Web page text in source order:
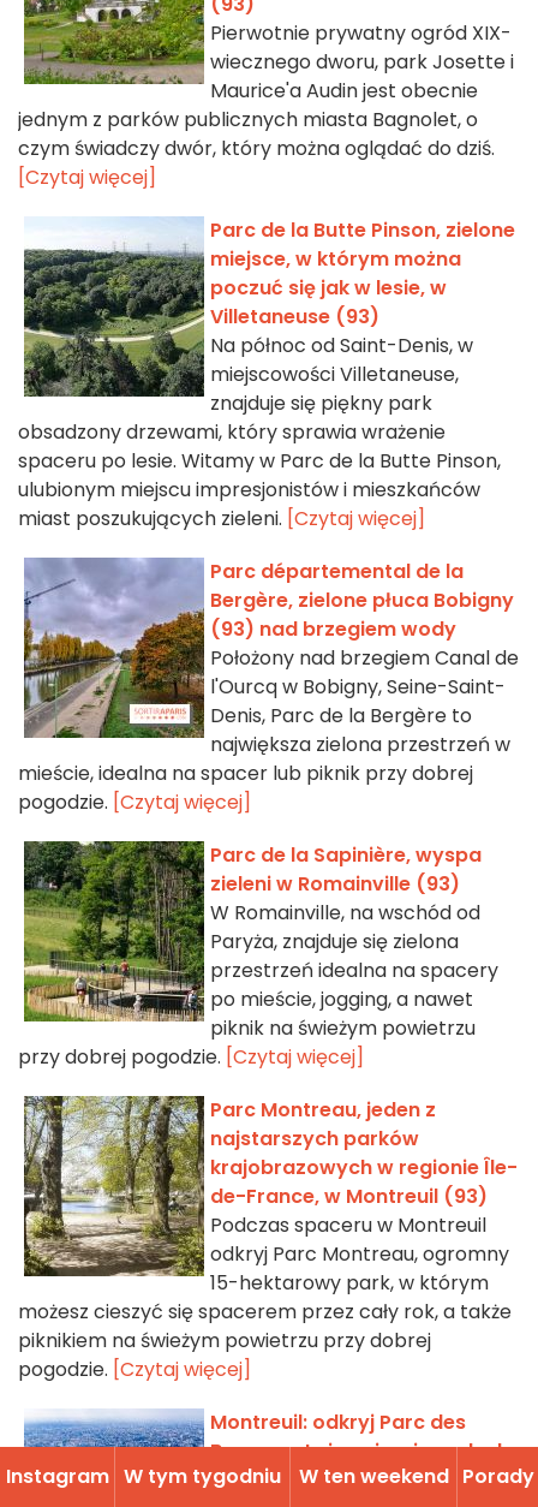
Pierwotnie prywatny ogród XIX-
wiecznego dworu, park Josette i
Maurice'a Audin jest obecnie
jednym z parków publicznych miasta Bagnolet, o
czym świadczy dwór, który można oglądać do dziś.
[Czytaj więcej]
Parc de la Butte Pinson, zielone
miejsce, w którym można
poczuć się jak w lesie, w
Villetaneuse (93)
Na północ od Saint-Denis, w
miejscowości Villetaneuse,
znajduje się piękny park
obsadzony drzewami, który sprawia wrażenie
spaceru po lesie. Witamy w Parc de la Butte Pinson,
ulubionym miejscu impresjonistów i mieszkańców
miast poszukujących zieleni. [Czytaj więcej]
Parc départemental de la
Bergère, zielone płuca Bobigny
(93) nad brzegiem wody
Położony nad brzegiem Canal de
l'Ourcq w Bobigny, Seine-Saint-
Denis, Parc de la Bergère to
największa zielona przestrzeń w
mieście, idealna na spacer lub piknik przy dobrej
pogodzie. [Czytaj więcej]
Parc de la Sapinière, wyspa
zieleni w Romainville (93)
W Romainville, na wschód od
Paryża, znajduje się zielona
przestrzeń idealna na spacery
po mieście, jogging, a nawet
piknik na świeżym powietrzu
przy dobrej pogodzie. [Czytaj więcej]
Parc Montreau, jeden z
najstarszych parków
krajobrazowych w regionie Île-
de-France, w Montreuil (93)
Podczas spaceru w Montreuil
odkryj Parc Montreau, ogromny
15-hektarowy park, w którym
możesz cieszyć się spacerem przez cały rok, a także
piknikiem na świeżym powietrzu przy dobrej
pogodzie. [Czytaj więcej]
Montreuil: odkryj Parc des
Beaumonts i zapierający dech
w piersiach widok na Paryż
Instagram W tym tygodniu W ten weekend Porady